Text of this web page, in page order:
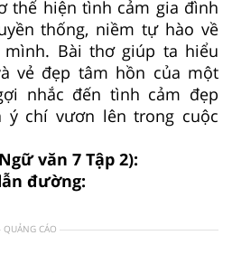
thể hiện tình cảm gia đình
thống, niềm tự hào về
Bài thơ giúp ta hiểu
vẻ đẹp tâm hồn của một
nhắc đến tình cảm đẹp
ý chí vươn lên trong cuộc
văn 7 Tập 2):
đường:
QUẢNG CÁO